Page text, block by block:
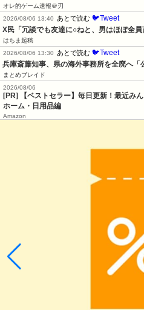
オレ的ゲーム速報＠刃
2026/08/06 13:40
あとで読む 🐦Tweet
X民「冗談でも友達に○ねと、男はほぼ全員
はちま起稿
2026/08/06 13:30
あとで読む 🐦Tweet
兵庫斎藤知事、県の海外事務所を全廃へ「
まとめブレイド
2026/08/06
[PR] 【ベストセラー】毎日更新！最近み
ホーム・日用品編
Amazon